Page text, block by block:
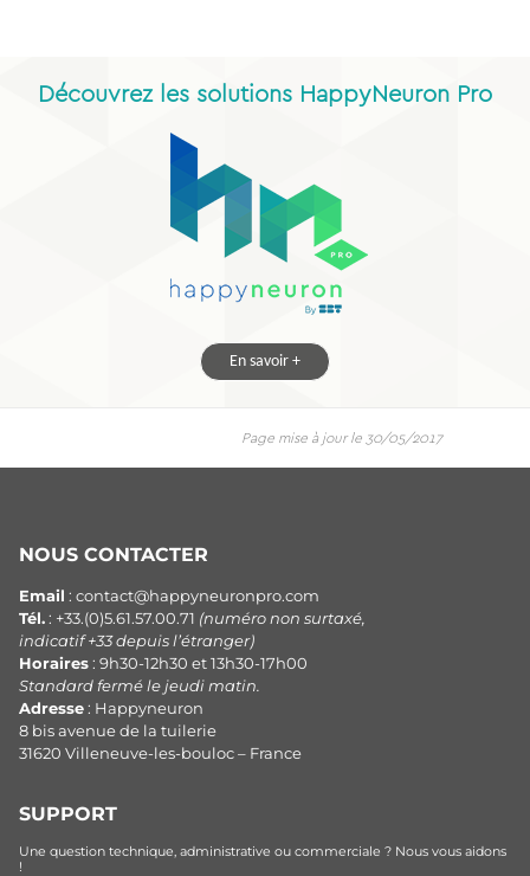
Découvrez les solutions HappyNeuron Pro
En savoir +
Page mise à jour le 30/05/2017
NOUS CONTACTER
Email : contact@happyneuronpro.com
Tél. : +33.(0)5.61.57.00.71 (numéro non surtaxé,
indicatif +33 depuis l’étranger)
Horaires : 9h30-12h30 et 13h30-17h00
Standard fermé le jeudi matin.
Adresse : Happyneuron
8 bis avenue de la tuilerie
31620 Villeneuve-les-bouloc – France
SUPPORT
Une question technique, administrative ou commerciale ? Nous vous aidons
!